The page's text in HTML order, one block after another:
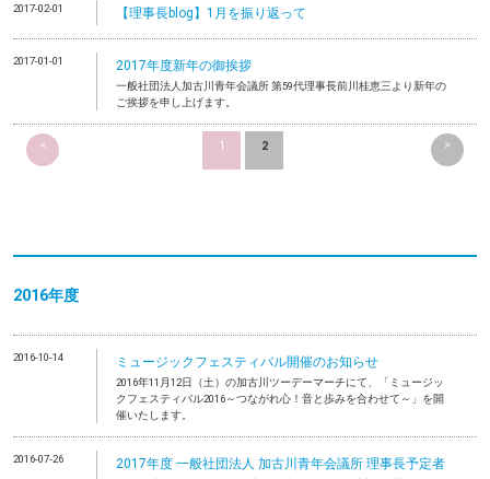
2017-02-01 【理事長blog】1月を振り返って
2017-01-01 2017年度新年の御挨拶
一般社団法人加古川青年会議所 第59代理事長前川桂恵三より新年の
ご挨拶を申し上げます。
< 1 2 >
2016年度
2016-10-14 ミュージックフェスティバル開催のお知らせ
2016年11月12日（土）の加古川ツーデーマーチにて、「ミュージッ
クフェスティバル2016～つながれ心！音と歩みを合わせて～」を開
催いたします。
2016-07-26 2017年度 一般社団法人 加古川青年会議所 理事長予定者